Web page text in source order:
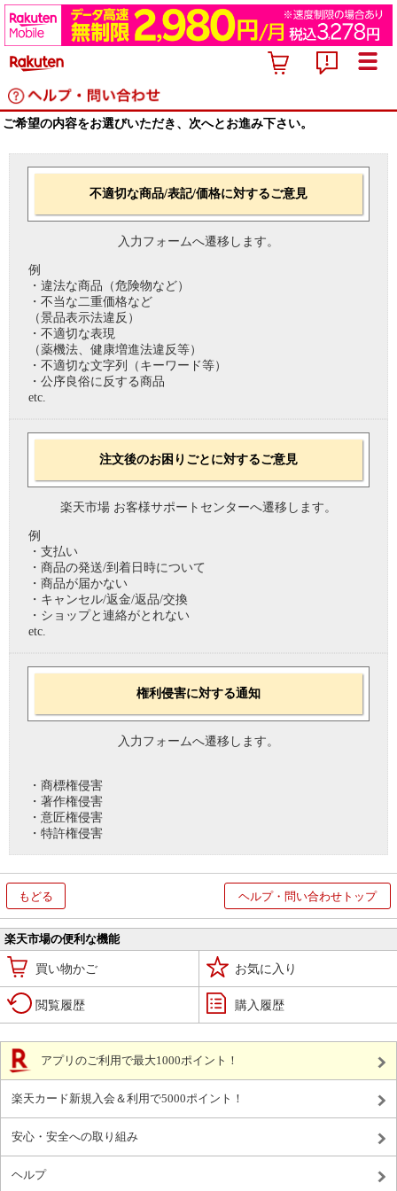
ご希望の内容をお選びいただき、次へとお進み下さい。
不適切な商品/表記/価格に対するご意見
入力フォームへ遷移します。
例
・違法な商品（危険物など）
・不当な二重価格など
（景品表示法違反）
・不適切な表現
（薬機法、健康増進法違反等）
・不適切な文字列（キーワード等）
・公序良俗に反する商品
etc.
注文後のお困りごとに対するご意見
楽天市場 お客様サポートセンターへ遷移します。
例
・支払い
・商品の発送/到着日時について
・商品が届かない
・キャンセル/返金/返品/交換
・ショップと連絡がとれない
etc.
権利侵害に対する通知
入力フォームへ遷移します。
・商標権侵害
・著作権侵害
・意匠権侵害
・特許権侵害
もどる ヘルプ・問い合わせトップ
楽天市場の便利な機能
買い物かご お気に入り
閲覧履歴 購入履歴
アプリのご利用で最大1000ポイント！
楽天カード新規入会＆利用で5000ポイント！
安心・安全への取り組み
ヘルプ